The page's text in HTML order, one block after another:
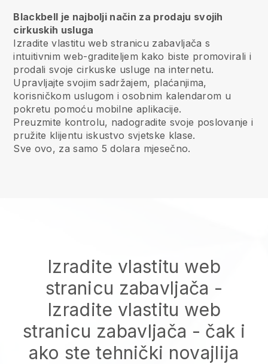
Blackbell je najbolji način za prodaju svojih
cirkuskih usluga
Izradite vlastitu web stranicu zabavljača s
intuitivnim web-graditeljem kako biste promovirali i
prodali svoje cirkuske usluge na internetu.
Upravljajte svojim sadržajem, plaćanjima,
korisničkom uslugom i osobnim kalendarom u
pokretu pomoću mobilne aplikacije.
Preuzmite kontrolu, nadogradite svoje poslovanje i
pružite klijentu iskustvo svjetske klase.
Sve ovo, za samo 5 dolara mjesečno.
Izradite vlastitu web
stranicu zabavljača -
Izradite vlastitu web
stranicu zabavljača - čak i
ako ste tehnički novajlija